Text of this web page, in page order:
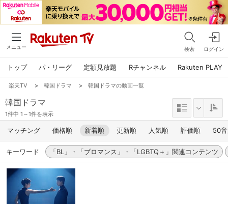
メニュー 検索 ログイン
トップ パ・リーグ 定額見放題 Rチャンネル Rakuten PLAY
楽天TV > 韓国ドラマ > 韓国ドラマの動画一覧
韓国ドラマ
1件中 1～1件を表示
マッチング 価格順 新着順 更新順 人気順 評価順 50
キーワード 「BL」・「ブロマンス」・「LGBTQ＋」関連コンテンツ